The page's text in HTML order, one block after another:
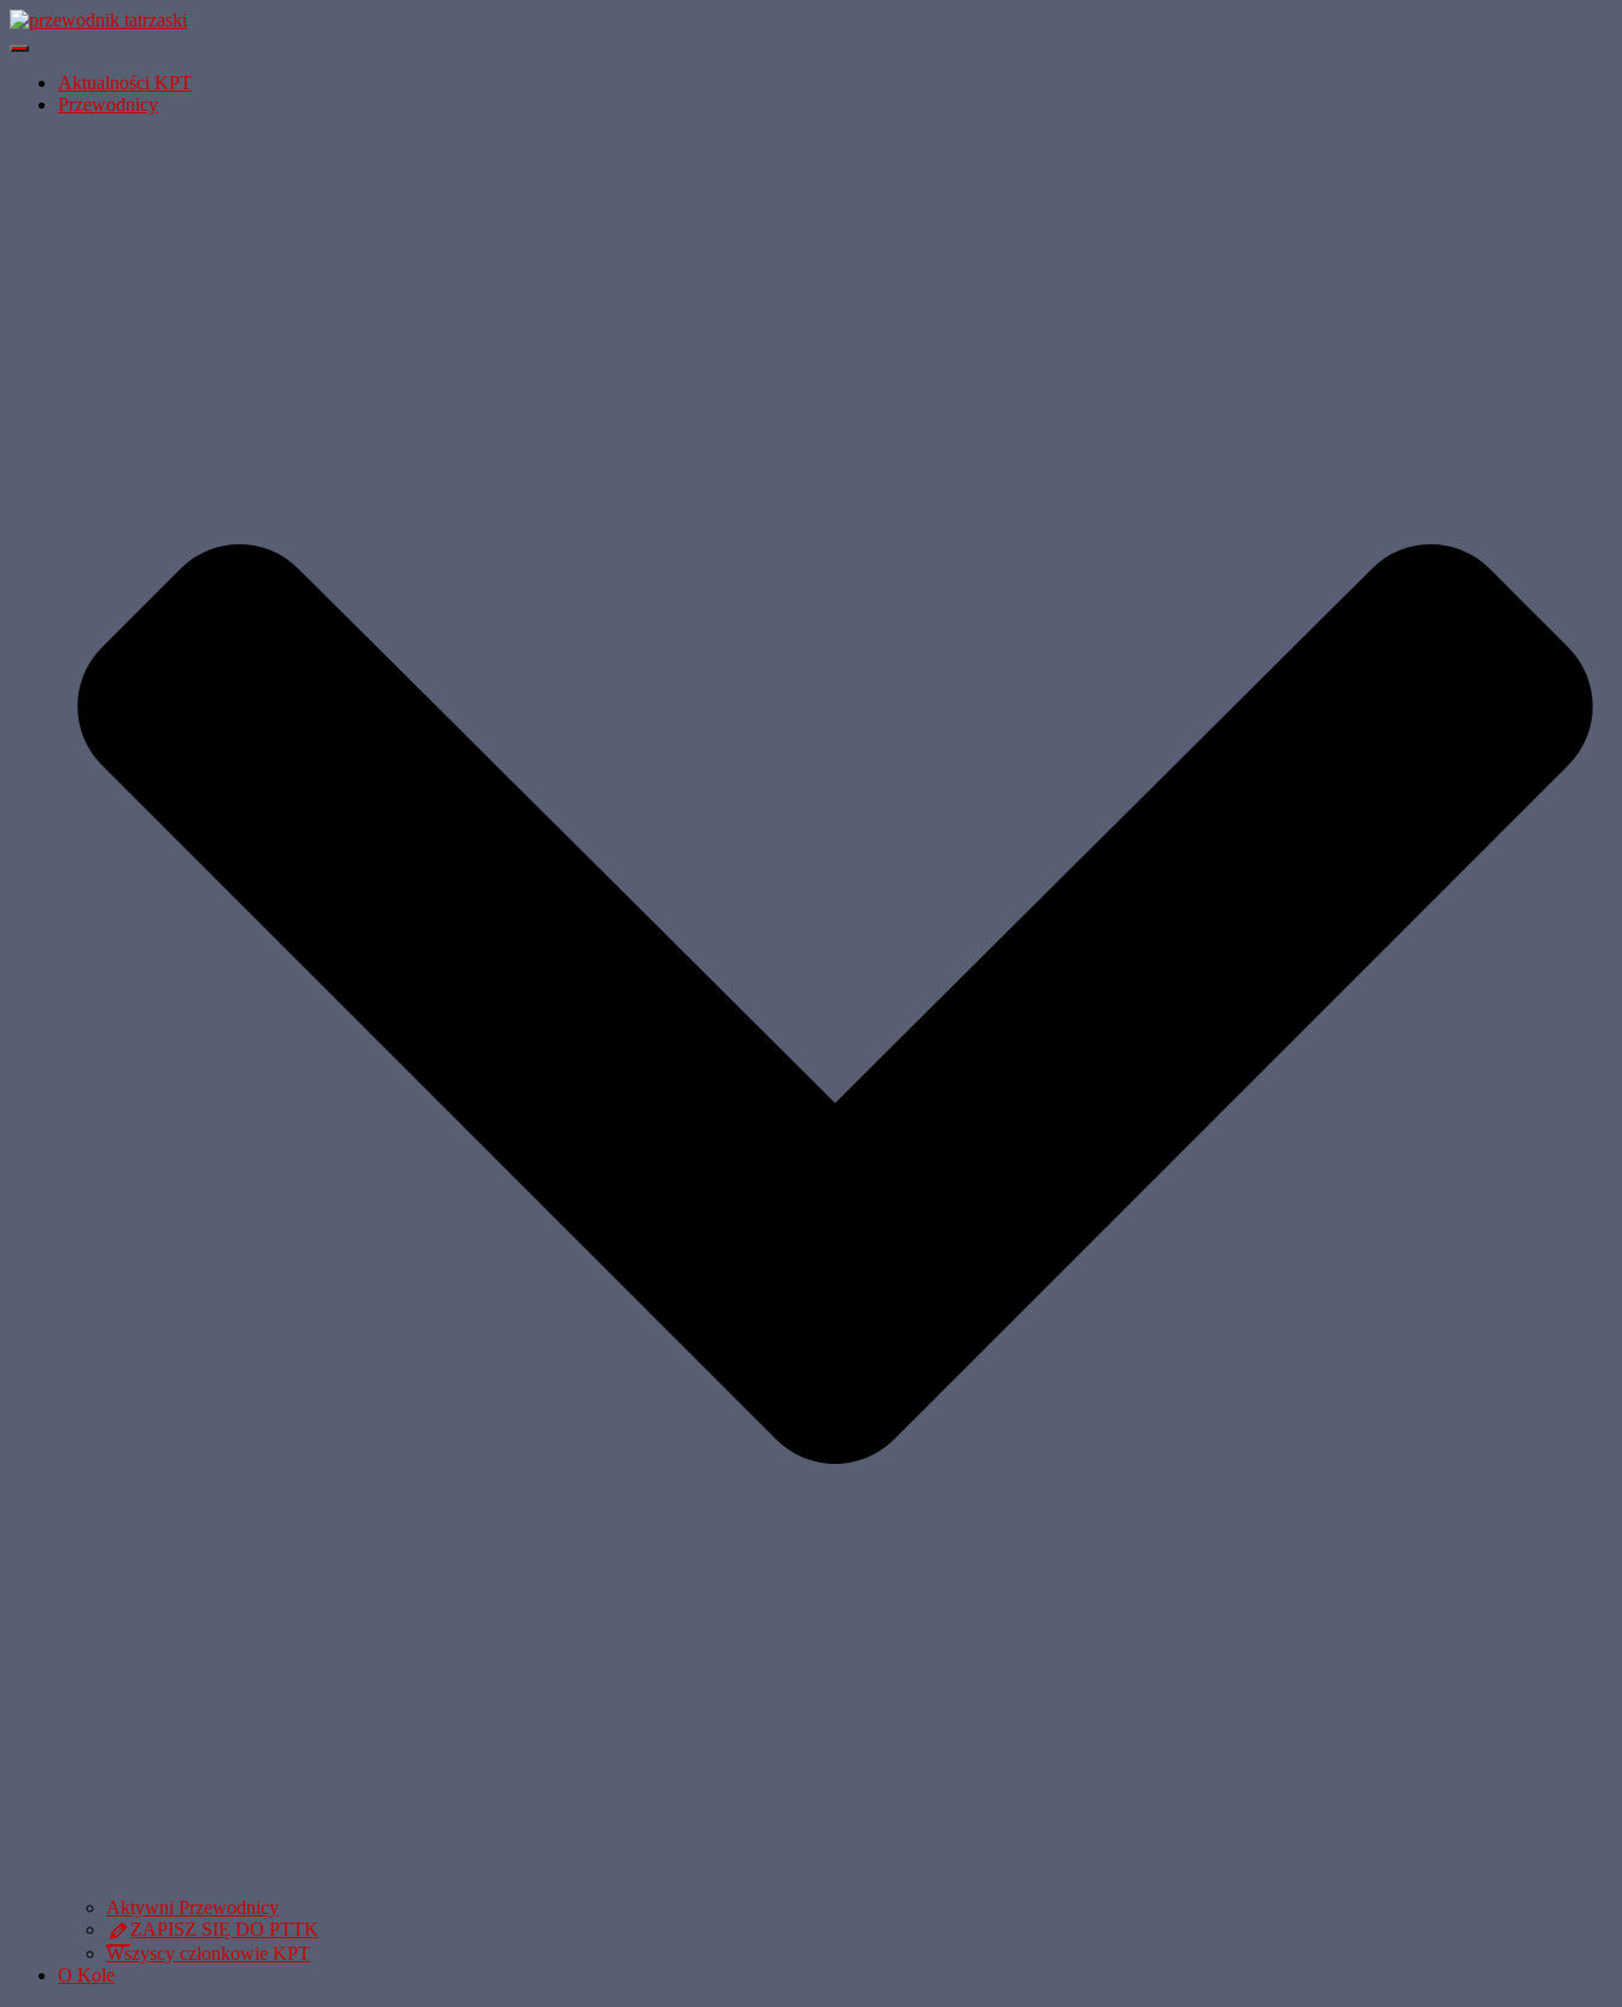
Przełącz
NawigacjęAktualności KPT
Przewodnicy
Aktywni Przewodnicy
ZAPISZ SIĘ DO PTTK
Wszyscy członkowie KPT
O Kole